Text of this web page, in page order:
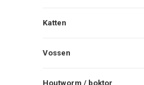
Katten
Vossen
Houtworm / boktor